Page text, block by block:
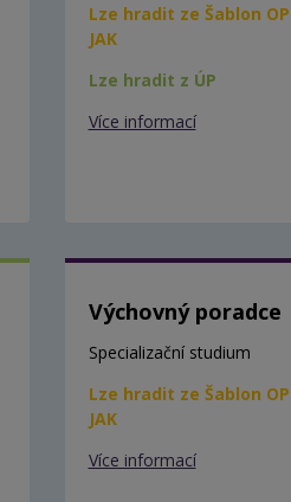
Lze hradit ze Šablon OP
JAK
Lze hradit z ÚP
Více informací
Výchovný poradce
Specializační studium
Lze hradit ze Šablon OP
JAK
Více informací